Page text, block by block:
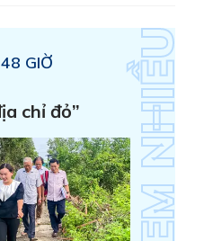
GIỜ
chỉ đỏ”